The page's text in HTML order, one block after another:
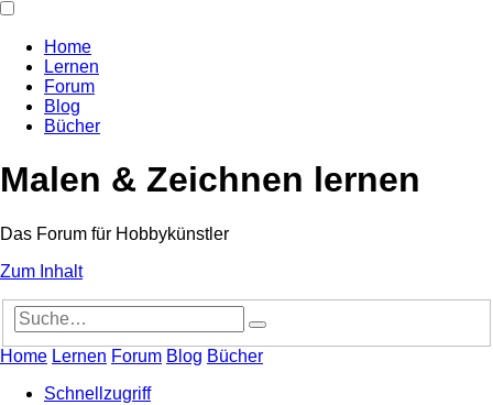
Home
Lernen
Forum
Blog
Bücher
Malen & Zeichnen lernen
Das Forum für Hobbykünstler
Zum Inhalt
Suche
Home Lernen Forum Blog Bücher
Schnellzugriff